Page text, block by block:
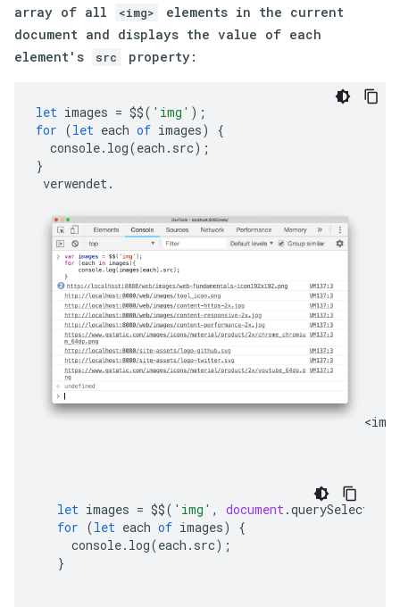
array of all
<img>
elements in the current
document and displays the value of each
element's
src property:
let images = $$( 'img' );
for (let each of images)
{
console. log(each . src);
}
let images = $$( 'img' , document.querySelector
for (let each of images)
{
console. log(each . src);
}